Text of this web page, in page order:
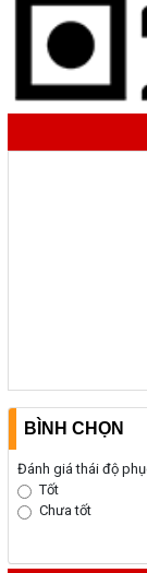
BÌNH CHỌN
Đánh giá thái độ
Tốt
Chưa tốt